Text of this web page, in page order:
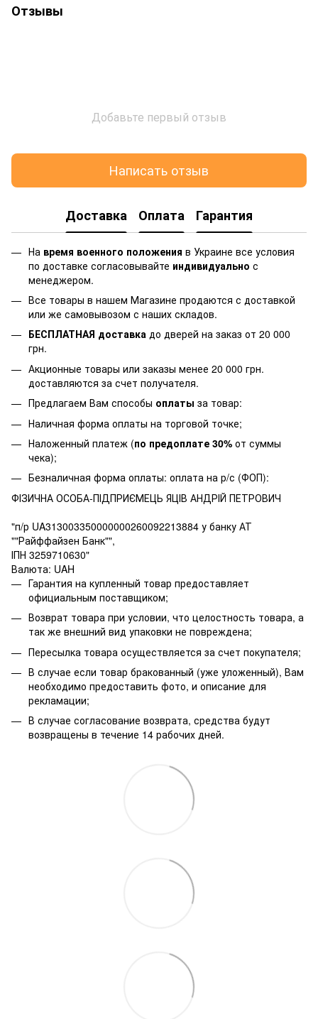
Отзывы
Добавьте первый отзыв
Написать отзыв
Доставка Оплата Гарантия
На время военного положения в Украине все условия
по доставке согласовывайте индивидуально с
менеджером.
Все товары в нашем Магазине продаются с доставкой
или же самовывозом с наших складов.
БЕСПЛАТНАЯ доставка до дверей на заказ от 20 000
грн.
Акционные товары или заказы менее 20 000 грн.
доставляются за счет получателя.
Предлагаем Вам способы оплаты за товар:
Наличная форма оплаты на торговой точке;
Наложенный платеж (по предоплате 30% от суммы
чека);
Безналичная форма оплаты: оплата на р/с (ФОП):
ФІЗИЧНА ОСОБА-ПІДПРИЄМЕЦЬ ЯЦІВ АНДРІЙ ПЕТРОВИЧ
"п/р UA313003350000000260092213884 у банку АТ
""Райффайзен Банк"",
ІПН 3259710630"
Валюта: UAH
Гарантия на купленный товар предоставляет
официальным поставщиком;
Возврат товара при условии, что целостность товара, а
так же внешний вид упаковки не повреждена;
Пересылка товара осуществляется за счет покупателя;
В случае если товар бракованный (уже уложенный), Вам
необходимо предоставить фото, и описание для
рекламации;
В случае согласование возврата, средства будут
возвращены в течение 14 рабочих дней.